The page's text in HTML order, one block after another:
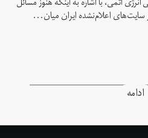
سایت‌های اعلام‌نشده ایران میان...
ادامه